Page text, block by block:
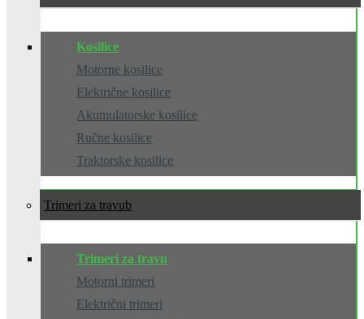
Kosilice
Motorne kosilice
Električne kosilice
Akumulatorske kosilice
Ručne kosilice
Traktorske kosilice
Trimeri za travu
Trimeri za travu
Motorni trimeri
Električni trimeri